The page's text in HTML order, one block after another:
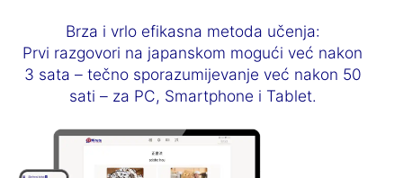
Brza i vrlo efikasna metoda učenja:
Prvi razgovori na japanskom mogući već nakon
3 sata – tečno sporazumijevanje već nakon 50
sati – za PC, Smartphone i Tablet.